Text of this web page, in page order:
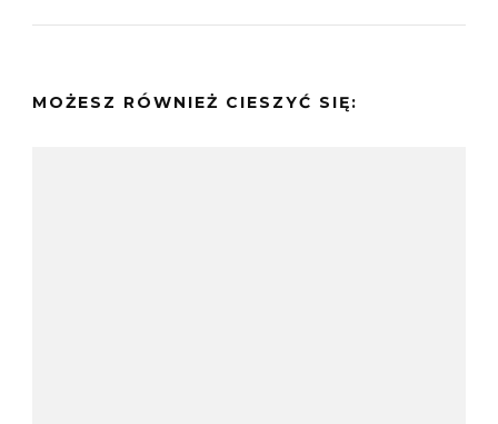
MOŻESZ RÓWNIEŻ CIESZYĆ SIĘ: